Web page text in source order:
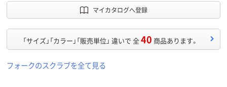
マイカタログへ登録
「サイズ」「カラー」「販売単位」 違いで 全40 商品あります。
フォークのスクラブを全て見る